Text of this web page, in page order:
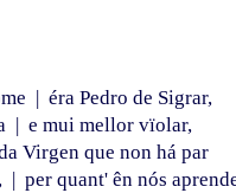
| éra Pedro de Sigrar,
| e mui mellor vïolar,
Virgen que non há par
| per quant' ên nós